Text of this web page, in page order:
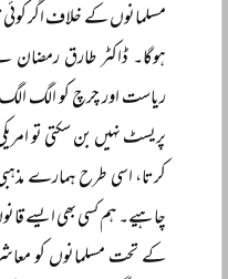
مسلمانوں کے خلاف اگر کوئی
ہوگا۔ ڈاکٹر طارق
ریاست اور چرچ کو الگ
پریسٹ نہیں بن سکتی تو
کرتا، اسی طرح ہمارے
چاہیے۔ ہم کسی بھی ایسے
کے تحت مسلمانوں کو